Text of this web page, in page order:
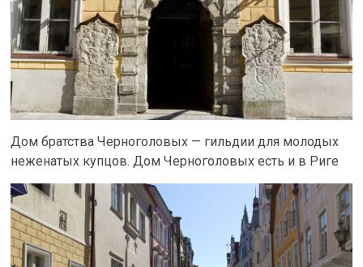
Дом братства Черноголовых — гильдии для молодых
неженатых купцов. Дом Черноголовых есть и в Риге